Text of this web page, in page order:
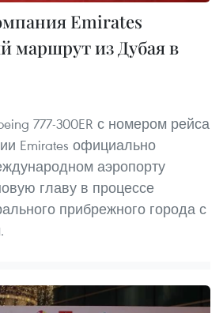
Emirates
маршрут из Дубая в
777-300ER с номером рейса
Emirates официально
аэропорту
главу в процессе
прибрежного города с